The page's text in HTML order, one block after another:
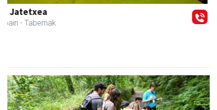
Txindoki taberna
Andoain -